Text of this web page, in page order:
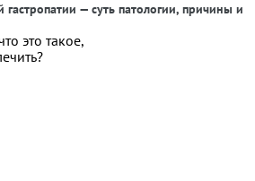
— суть патологии, причины и